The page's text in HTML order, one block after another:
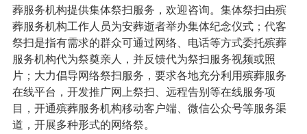
葬服务机构提供集体祭扫服务，欢迎咨询。集体祭扫由殡
葬服务机构工作人员为安葬逝者举办集体纪念仪式；代客
祭扫是指有需求的群众可通过网络、电话等方式委托殡葬
服务机构代为祭奠亲人，并反馈代为祭扫服务视频或照
片；大力倡导网络祭扫服务，要求各地充分利用殡葬服务
在线平台，开发推广网上祭扫、远程告别等在线服务项
目，开通殡葬服务机构移动客户端、微信公众号等服务渠
道，开展多种形式的网络祭。